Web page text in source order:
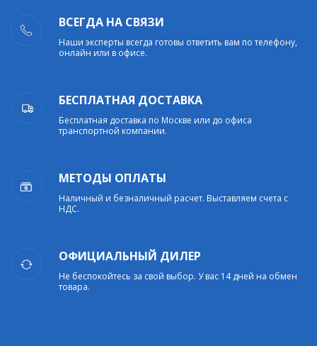
ВСЕГДА НА СВЯЗИ
Наши эксперты всегда готовы ответить вам по телефону,
онлайн или в офисе.
БЕСПЛАТНАЯ ДОСТАВКА
Бесплатная доставка по Москве или до офиса
транспортной компании.
МЕТОДЫ ОПЛАТЫ
Наличный и безналичный расчет. Выставляем счета с
НДС.
ОФИЦИАЛЬНЫЙ ДИЛЕР
Не беспокойтесь за свой выбор. У вас 14 дней на обмен
товара.